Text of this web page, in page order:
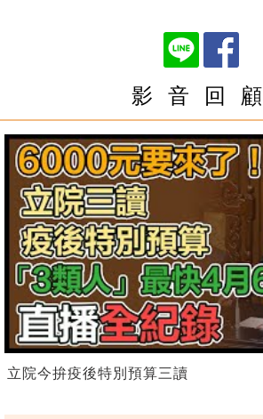
影 音 回 顧
立院今拚疫後特別預算三讀